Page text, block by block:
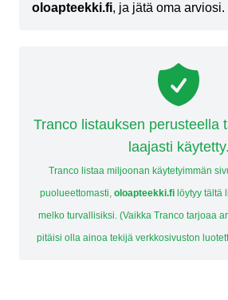
oloapteekki.fi, ja jätä oma arviosi.
Tranco listauksen perusteella
laajasti käytetty.
Tranco listaa miljoonan käytetyimmän
puolueettomasti, oloapteekki.filöytyy tältä
melko turvallisiksi. (Vaikka Tranco tarjoaa
pitäisi olla ainoa tekijä verkkosivuston